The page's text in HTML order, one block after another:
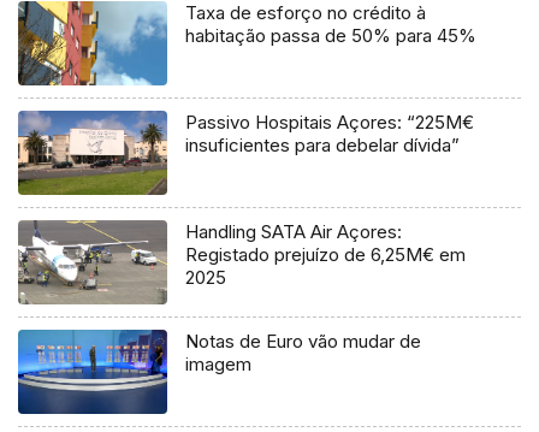
Taxa de esforço no crédito à
habitação passa de 50% para 45%
Passivo Hospitais Açores: “225M€
insuficientes para debelar dívida”
Handling SATA Air Açores:
Registado prejuízo de 6,25M€ em
2025
Notas de Euro vão mudar de
imagem